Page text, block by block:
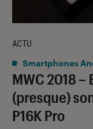
MWC 2018
(presque)
P16K Pro
ACTU
Smartphones